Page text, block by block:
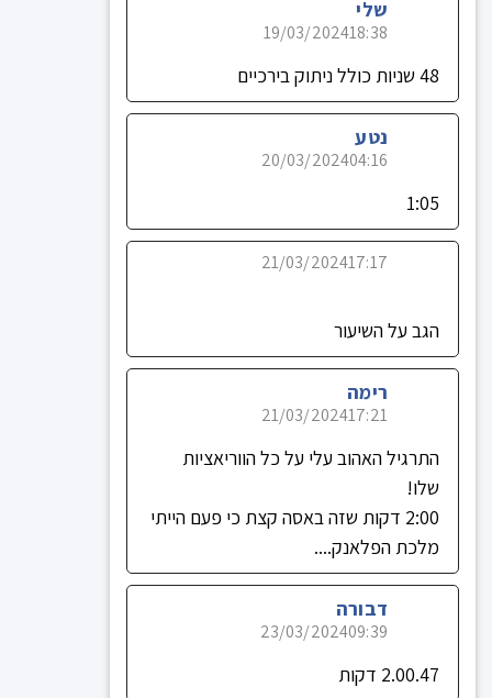
שלי
18:38
19/03/2024
48 שניות כולל ניתוק בירכיים
נטע
04:16
20/03/2024
1:05
17:17
21/03/2024
הגב על השיעור
רימה
17:21
21/03/2024
התרגיל האהוב עלי על כל הווריאציות
שלו!
2:00 דקות שזה באסה קצת כי פעם הייתי
מלכת הפלאנק....
דבורה
09:39
23/03/2024
2.00.47 דקות